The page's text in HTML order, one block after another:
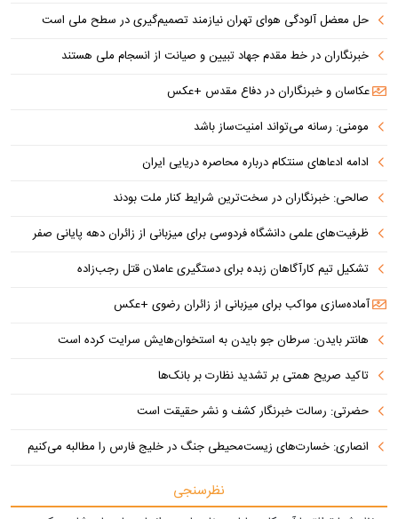
حل معضل آلودگی هوای تهران نیازمند تصمیم‌گیری در سطح ملی است
خبرنگاران در خط مقدم جهاد تبیین و صیانت از انسجام ملی هستند
عکاسان و خبرنگاران در دفاع مقدس +عکس
مومنی: رسانه می‌تواند امنیت‌ساز باشد
ادامه ادعاهای سنتکام درباره محاصره دریایی ایران
صالحی: خبرنگاران در سخت‌ترین شرایط کنار ملت بودند
ظرفیت‌های علمی دانشگاه فردوسی برای میزبانی از زائران دهه پایانی صفر
تشکیل تیم کارآگاهان زبده برای دستگیری عاملان قتل رجب‌زاده
آماده‌سازی مواکب برای میزبانی از زائران رضوی +عکس
هانتر بایدن: سرطان جو بایدن به استخوان‌هایش سرایت کرده است
تاکید صریح همتی بر تشدید نظارت بر بانک‌ها
حضرتی: رسالت خبرنگار کشف و نشر حقیقت است
انصاری: خسارت‌های زیست‌محیطی جنگ در خلیج فارس را مطالبه‌ می‌کنیم
نظرسنجی